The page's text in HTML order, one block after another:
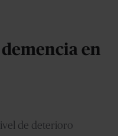
en
de deterioro